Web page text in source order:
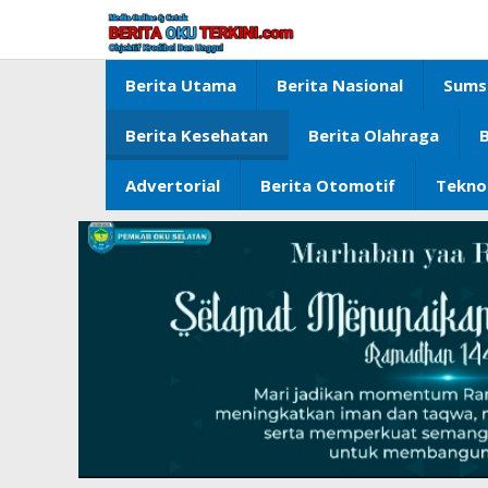
konten
Berita Utama Berita Nasional
Berita Kesehatan Berita Olahraga
Advertorial Berita Otomotif